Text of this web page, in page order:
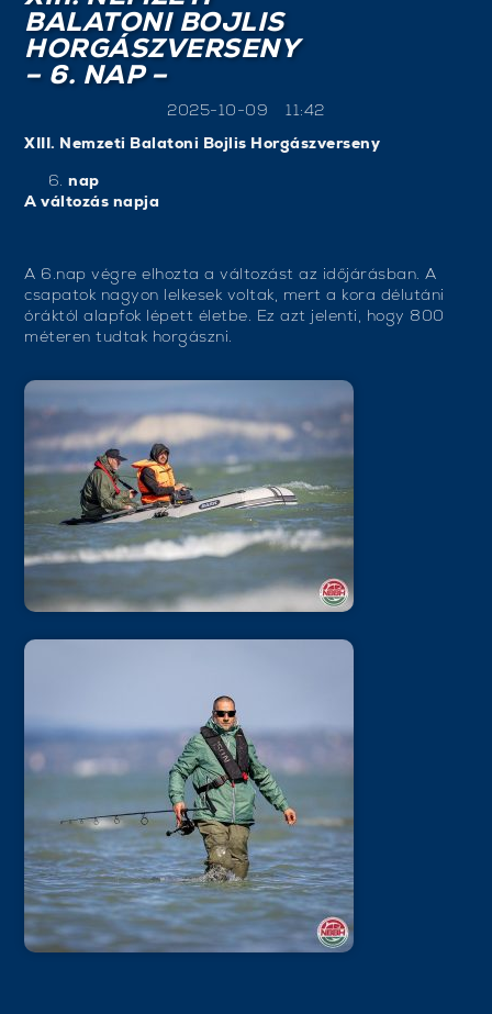
BALATONI BOJLIS
HORGÁSZVERSENY
– 6. NAP –
2025-10-09
11:42
XIII. Nemzeti Balatoni Bojlis Horgászverseny
nap
A változás napja
A 6.nap végre elhozta a változást az időjárásban. A
csapatok nagyon lelkesek voltak, mert a kora délutáni
óráktól alapfok lépett életbe. Ez azt jelenti, hogy 800
méteren tudtak horgászni.